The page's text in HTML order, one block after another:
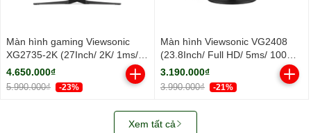
Màn hình gaming Viewsonic
XG2735-2K (27Inch/ 2K/ 1ms/
210Hz/ 400cd/m2/ IPS)
4.650.000₫
5.990.000₫ -23%
Màn hình Viewsonic VG2408
(23.8Inch/ Full HD/ 5ms/ 100HZ/
250cd/m2/ LED/ Tích hợp Loa)
3.190.000₫
3.990.000₫ -21%
Xem tất cả